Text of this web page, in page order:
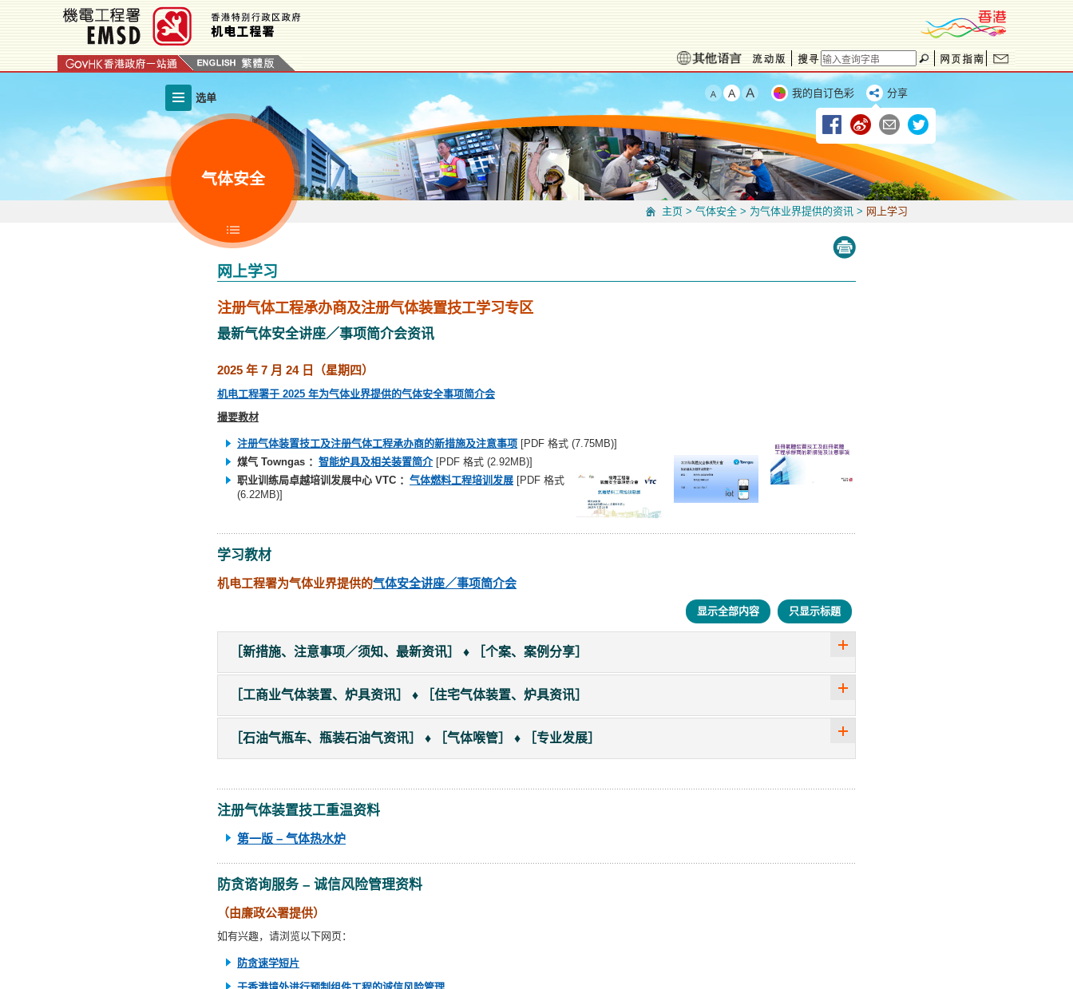
容
选单 我的自订色彩 分享
气体安全
主页 > 气体安全 > 为气体业界提供的资讯 > 网上学习
网上学习
注册气体工程承办商及注册气体装置技工学习专区
最新气体安全讲座／事项简介会资讯
2025 年 7 月 24 日（星期四）
机电工程署于 2025 年为气体业界提供的气体安全事项简介会
撮要教材
注册气体装置技工及注册气体工程承办商的新措施及注意事项 [PDF 格式 (7.75MB)]
煤气 Towngas ： 智能炉具及相关装置简介[PDF 格式 (2.92MB)]
职业训练局卓越培训发展中心 VTC ： 气体燃料工程培训发展 [PDF 格式
(6.22MB)]
学习教材
机电工程署为气体业界提供的气体安全讲座／事项简介会
显示全部内容 只显示标题
［新措施、注意事项／须知、最新资讯］ ♦ ［个案、案例分享］
［工商业气体装置、炉具资讯］ ♦ ［住宅气体装置、炉具资讯］
［石油气瓶车、瓶装石油气资讯］ ♦ ［气体喉管］ ♦ ［专业发展］
注册气体装置技工重温资料
第一版 – 气体热水炉
防贪谘询服务 – 诚信风险管理资料
（由廉政公署提供）
如有兴趣， 请浏览以下网页：
防贪速学短片